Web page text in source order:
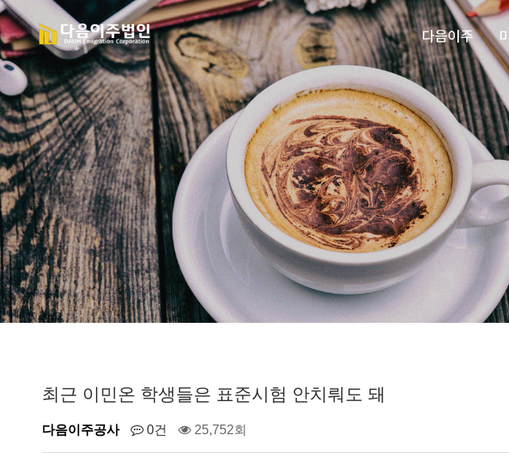
다음이주
최근 이민온 학생들은 표준시험 안치뤄도 돼
다음이주공사 0건 25,752회